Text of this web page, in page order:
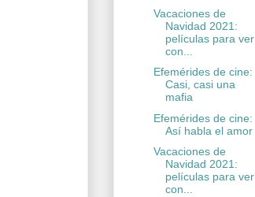
Vacaciones de
Navidad 2021:
películas para ver
con...
Efemérides de cine:
Casi, casi una
mafia
Efemérides de cine:
Así habla el amor
Vacaciones de
Navidad 2021:
películas para ver
con...